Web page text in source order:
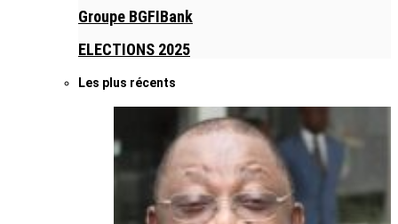
Groupe BGFIBank
ELECTIONS 2025
Les plus récents